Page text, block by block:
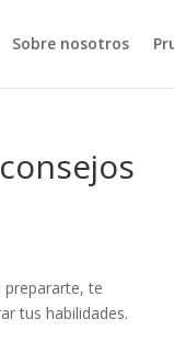
Sobre nosotros
prepararte, te
tus habilidades.